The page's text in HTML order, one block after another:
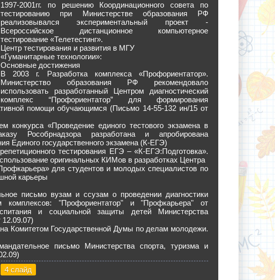
1997-2001гг. по решению Координационного совета по
тестированию при Министерстве образования РФ
реализовывался экспериментальный проект -
Всероссийское дистанционное компьютерное
тестирование «Телетестинг».
Центр тестирования и развития в МГУ
«Гуманитарные технологии»:
Основные достижения
В 2003 г. Разработка комплекса «Профориентатор».
Министерство образования РФ рекомендовало
использовать разработанный Центром диагностический
комплекс “Профориентатор” для формирования
помощи обучающимся (Письмо 14-55-132 ин/15 от
конкурса «Проведение единого тестового экзамена в
Рособрнадзора разработана и апробирована
Единого государственного экзамена (К-ЕГЭ)
тестирования ЕГЭ – «К-ЕГЭ:Подготовка».
оригинальных КИМов в разработках Центра
для студентов и молодых специалистов по
карьеры
письмо вузам и ссузам о проведении диагностики
комплексов: "Профориентатор" и "Профкарьера" от
и социальной защиты детей Министерства
Комитетом Государственной Думы по делам молодежи.
письмо Министерства спорта, туризма и
4 слайд